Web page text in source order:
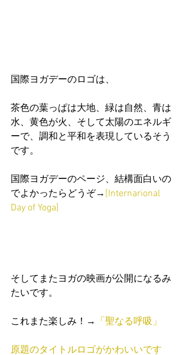
国際ヨガデーのロゴは、
茶色の葉っぱは大地、緑は自然、青は
水、黄色が火、そして太陽のエネルギ
ーで、調和と平和を表現しているそう
です。
国際ヨガデーのページ、結構面白いの
でよかったらどうぞ→ [Internarional
Day of Yoga]
そしてまたヨガの映画が公開になるみ
たいです。
これまた楽しみ！→ 「聖なる呼吸」
原題のタイトルロゴがかわいいです